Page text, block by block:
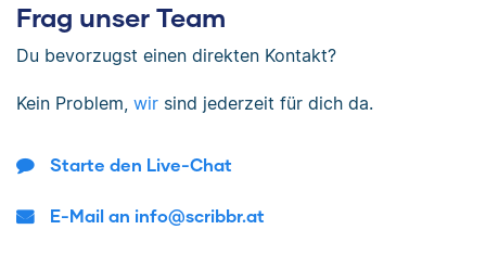
Frag unser Team
Du bevorzugst einen direkten Kontakt?
Kein Problem, wir sind jederzeit für dich da.
Starte den Live-Chat
E-Mail an info@scribbr.at